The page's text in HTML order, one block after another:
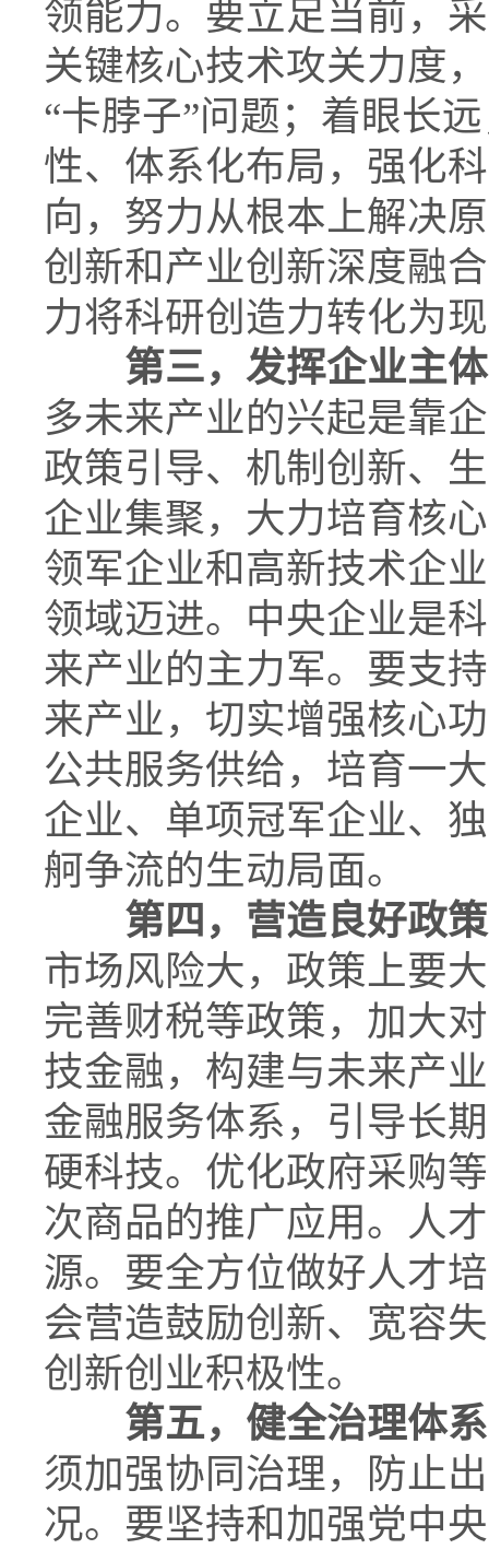
领能力。要立足当前，
关键核心技术攻关力度
“卡脖子”问题；着眼长
性、体系化布局，强化
向，努力从根本上解决
创新和产业创新深度融
力将科研创造力转化为
第三，发挥企业主
多未来产业的兴起是靠
政策引导、机制创新、
企业集聚，大力培育核
领军企业和高新技术企
领域迈进。中央企业是
来产业的主力军。要支
来产业，切实增强核心
公共服务供给，培育一
企业、单项冠军企业、
舸争流的生动局面。
第四，营造良好政
市场风险大，政策上要
完善财税等政策，加大
技金融，构建与未来产
金融服务体系，引导长
硬科技。优化政府采购
次商品的推广应用。人
源。要全方位做好人才
会营造鼓励创新、宽容
创新创业积极性。
第五，健全治理体
须加强协同治理，防止
况。要坚持和加强党中